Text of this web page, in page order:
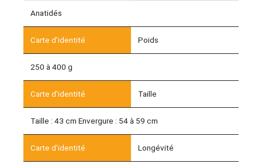
Anatidés
Poids
250 à 400 g
Taille
Taille : 43 cm Envergure : 54 à 59 cm
Longévité